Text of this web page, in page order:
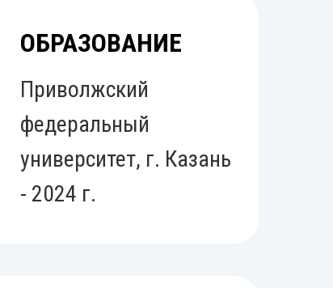
ОБРАЗОВАНИЕ
Приволжский
федеральный
университет, г. Казань
- 2024 г.